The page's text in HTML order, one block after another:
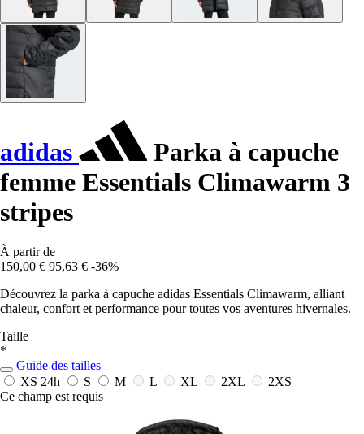
adidas
Parka à capuche
femme Essentials Climawarm 3
stripes
À partir de
150,00 € 95,63 € -36%
Découvrez la parka à capuche adidas Essentials Climawarm, alliant
chaleur, confort et performance pour toutes vos aventures hivernales.
Taille
*
Guide des tailles
XS 24h S M L XL 2XL
2XS
Ce champ est requis